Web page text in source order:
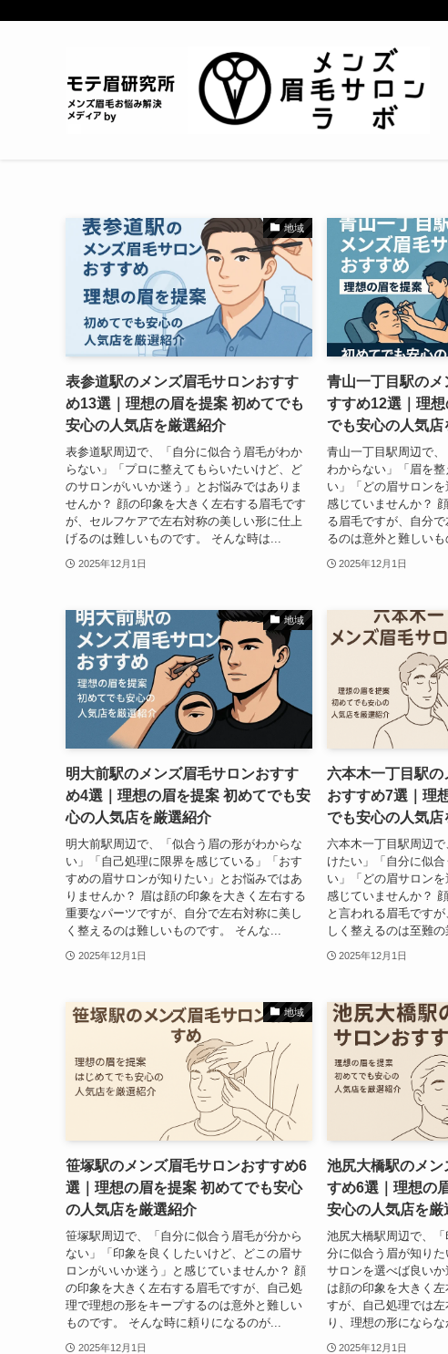
地域
表参道駅のメンズ眉毛サロンおすす
め13選｜理想の眉を提案 初めてでも
安心の人気店を厳選紹介
表参道駅周辺で、「自分に似合う眉毛がわか
らない」「プロに整えてもらいたいけど、ど
のサロンがいいか迷う」とお悩みではありま
せんか？ 顔の印象を大きく左右する眉毛です
が、セルフケアで左右対称の美しい形に仕上
げるのは難しいものです。 そんな時は...
2025年12月1日
青山一丁目駅の
すすめ12選｜理
でも安心の人気店
青山一丁目駅周辺で
わからない」「眉を
い」「どの眉サロン
感じていませんか？
る眉毛ですが、自分
るのは意外と難しいも
2025年12月1日
地域
明大前駅のメンズ眉毛サロンおすす
め4選｜理想の眉を提案 初めてでも安
心の人気店を厳選紹介
明大前駅周辺で、「似合う眉の形がわからな
い」「自己処理に限界を感じている」「おす
すめの眉サロンが知りたい」とお悩みではあ
りませんか？ 眉は顔の印象を大きく左右する
重要なパーツですが、自分で左右対称に美し
く整えるのは難しいものです。 そんな...
2025年12月1日
六本木一丁目駅
おすすめ7選｜理
でも安心の人気店
六本木一丁目駅周辺
けたい」「自分に似
い」「どの眉サロン
感じていませんか？
と言われる眉毛です
しく整えるのは至難
2025年12月1日
地域
笹塚駅のメンズ眉毛サロンおすすめ6
選｜理想の眉を提案 初めてでも安心
の人気店を厳選紹介
笹塚駅周辺で、「自分に似合う眉毛が分から
ない」「印象を良くしたいけど、どこの眉サ
ロンがいいか迷う」と感じていませんか？ 顔
の印象を大きく左右する眉毛ですが、自己処
理で理想の形をキープするのは意外と難しい
ものです。 そんな時に頼りになるのが...
2025年12月1日
池尻大橋駅のメ
すめ6選｜理想の
安心の人気店を厳
池尻大橋駅周辺で、
分に似合う眉が知り
サロンを選べば良い
は顔の印象を大きく
すが、自己処理では
り、理想の形にならな
2025年12月1日